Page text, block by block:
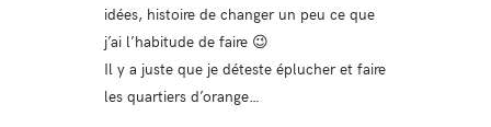
idées, histoire de changer un peu ce que
j’ai l’habitude de faire 😉
Il y a juste que je déteste éplucher et faire
les quartiers d’orange…